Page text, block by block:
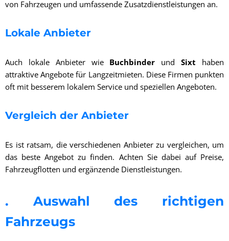
von Fahrzeugen und umfassende Zusatzdienstleistungen an.
Lokale Anbieter
Auch lokale Anbieter wie Buchbinder undSixt haben
attraktive Angebote für Langzeitmieten. Diese Firmen punkten
oft mit besserem lokalem Service und speziellen Angeboten.
Vergleich der Anbieter
Es ist ratsam, die verschiedenen Anbieter zu vergleichen, um
das beste Angebot zu finden. Achten Sie dabei auf Preise,
Fahrzeugflotten und ergänzende Dienstleistungen.
. Auswahl des richtigen
Fahrzeugs